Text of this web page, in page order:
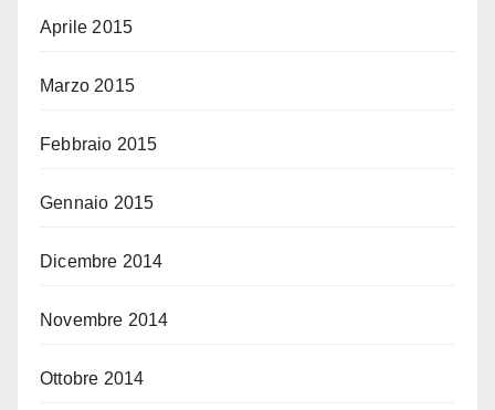
Aprile 2015
Marzo 2015
Febbraio 2015
Gennaio 2015
Dicembre 2014
Novembre 2014
Ottobre 2014